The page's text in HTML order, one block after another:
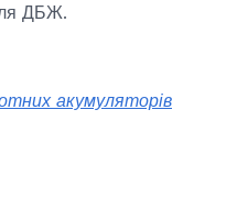
ДБЖ.
акумуляторів